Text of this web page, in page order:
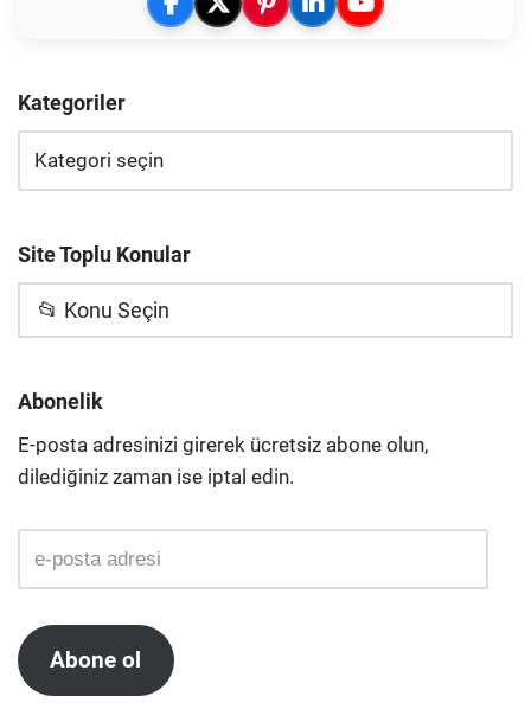
Kategoriler
Site Toplu Konular
📂 Konu Seçin
Abonelik
E-posta adresinizi girerek ücretsiz abone olun,
dilediğiniz zaman ise iptal edin.
Abone ol